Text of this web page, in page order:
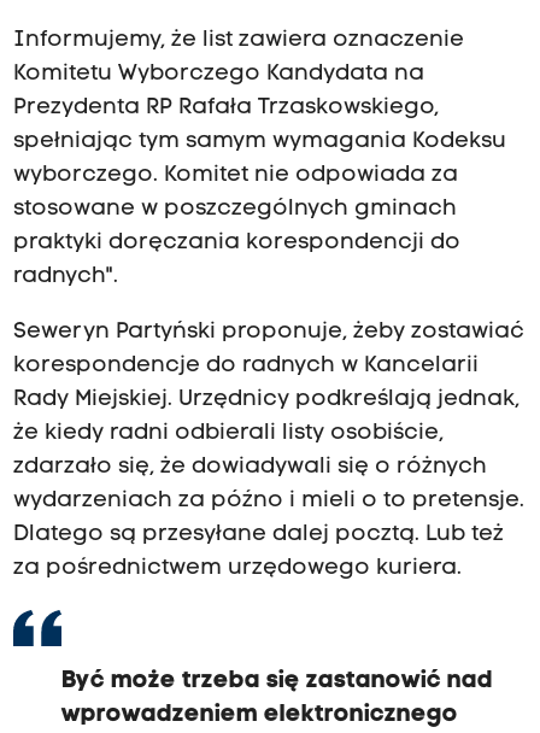
Informujemy, że list zawiera oznaczenie
Komitetu Wyborczego Kandydata na
Prezydenta RP Rafała Trzaskowskiego,
spełniając tym samym wymagania Kodeksu
wyborczego. Komitet nie odpowiada za
stosowane w poszczególnych gminach
praktyki doręczania korespondencji do
radnych".
Seweryn Partyński proponuje, żeby zostawiać
korespondencje do radnych w Kancelarii
Rady Miejskiej. Urzędnicy podkreślają jednak,
że kiedy radni odbierali listy osobiście,
zdarzało się, że dowiadywali się o różnych
wydarzeniach za późno i mieli o to pretensje.
Dlatego są przesyłane dalej pocztą. Lub też
za pośrednictwem urzędowego kuriera.
Być może trzeba się zastanowić nad
wprowadzeniem elektronicznego